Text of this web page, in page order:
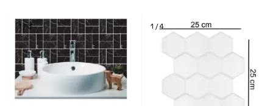
1/3 1 /4